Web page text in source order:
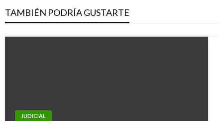
TAMBIÉN PODRÍA GUSTARTE
JUDICIAL